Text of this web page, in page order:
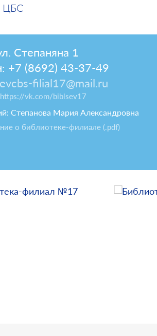
ЦБС
Степаняна 1
+7 (8692) 43-37-49
filial17@mail.ru
https://vk.com/biblsev17
Степанова Мария Александровна
о библиотеке-филиале (.pdf)